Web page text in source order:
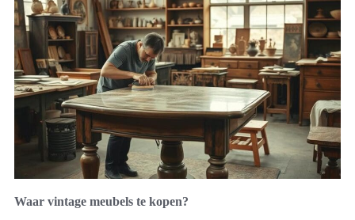
Waar vintage meubels te kopen?